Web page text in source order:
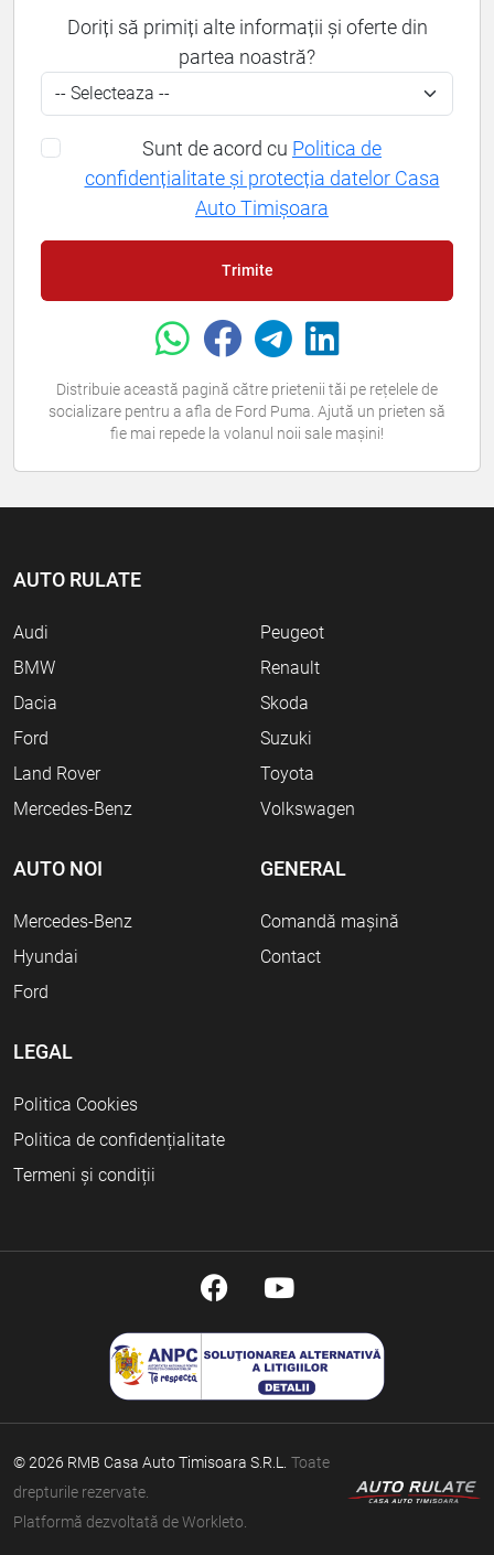
Doriți să primiți alte informații și oferte din
partea noastră?
Sunt de acord cu Politica de
confidențialitate și protecția datelor Casa
Auto Timișoara
Trimite
Distribuie această pagină către prietenii tăi pe rețelele de
socializare pentru a afla de Ford Puma. Ajută un prieten să
fie mai repede la volanul noii sale mașini!
AUTO RULATE
Audi
BMW
Dacia
Ford
Land Rover
Mercedes-Benz
Peugeot
Renault
Skoda
Suzuki
Toyota
Volkswagen
AUTO NOI
Mercedes-Benz
Hyundai
Ford
GENERAL
Comandă mașină
Contact
LEGAL
Politica Cookies
Politica de confidențialitate
Termeni și condiții
© 2026 RMB Casa Auto Timisoara S.R.L.
Toate
drepturile rezervate.
Platformă dezvoltată de Workleto.